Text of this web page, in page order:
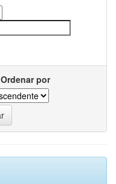
Ordenar por